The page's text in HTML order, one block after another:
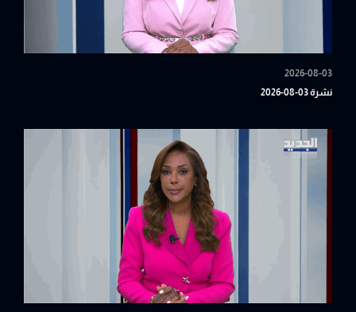
2026-08-03
نشرة 03-08-2026